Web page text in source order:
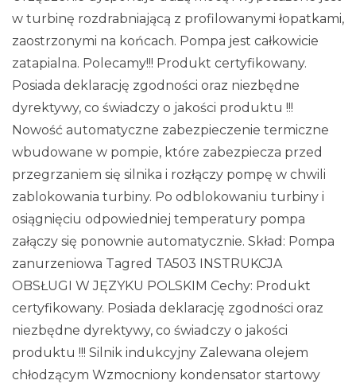
w turbinę rozdrabniającą z profilowanymi łopatkami,
zaostrzonymi na końcach. Pompa jest całkowicie
zatapialna. Polecamy!!! Produkt certyfikowany.
Posiada deklarację zgodności oraz niezbędne
dyrektywy, co świadczy o jakości produktu !!!
Nowość automatyczne zabezpieczenie termiczne
wbudowane w pompie, które zabezpiecza przed
przegrzaniem się silnika i rozłączy pompę w chwili
zablokowania turbiny. Po odblokowaniu turbiny i
osiągnięciu odpowiedniej temperatury pompa
załączy się ponownie automatycznie. Skład: Pompa
zanurzeniowa Tagred TA503 INSTRUKCJA
OBSŁUGI W JĘZYKU POLSKIM Cechy: Produkt
certyfikowany. Posiada deklarację zgodności oraz
niezbędne dyrektywy, co świadczy o jakości
produktu !!! Silnik indukcyjny Zalewana olejem
chłodzącym Wzmocniony kondensator startowy